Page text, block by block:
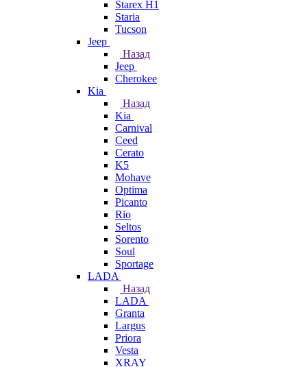
Starex H1
Staria
Tucson
Jeep
Назад
Jeep
Cherokee
Kia
Назад
Kia
Carnival
Ceed
Cerato
K5
Mohave
Optima
Picanto
Rio
Seltos
Sorento
Soul
Sportage
LADA
Назад
LADA
Granta
Largus
Priora
Vesta
XRAY